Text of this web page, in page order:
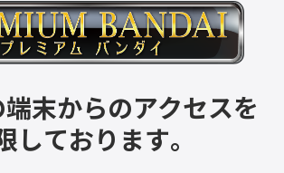
末からのアクセスを
しております。